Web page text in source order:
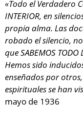
«Todo el Verdadero
INTERIOR, en
propia alma. Las
robado el silencio,
que SABEMOS TODO
Hemos sido
enseñados por
espirituales se han
mayo de 1936